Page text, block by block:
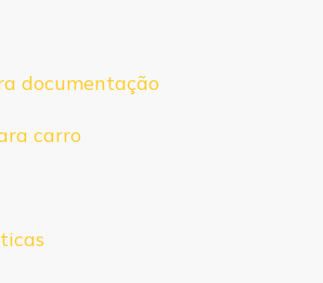
documentação
carro